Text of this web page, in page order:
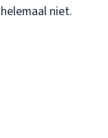
helemaal niet.